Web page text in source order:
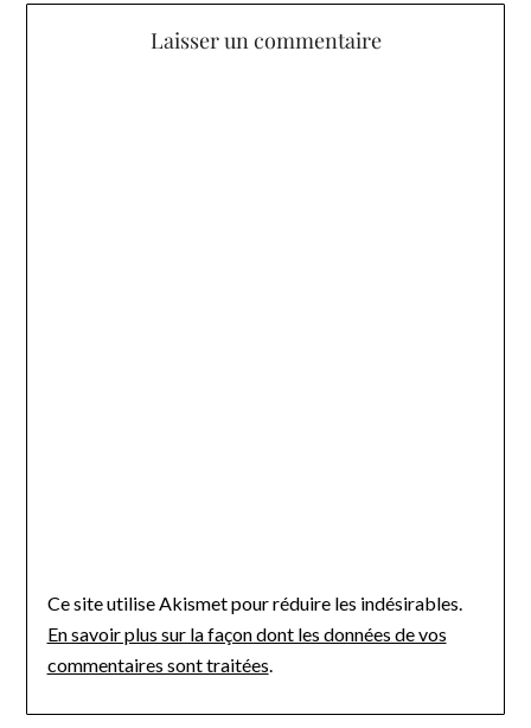
Laisser un commentaire
Ce site utilise Akismet pour réduire les indésirables.
En savoir plus sur la façon dont les données de vos
commentaires sont traitées.